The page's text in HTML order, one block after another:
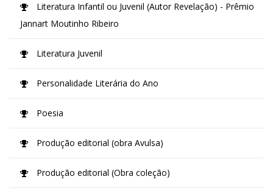
Literatura Infantil ou Juvenil (Autor Revelação) - Prêmio
Jannart Moutinho Ribeiro
Literatura Juvenil
Personalidade Literária do Ano
Poesia
Produção editorial (obra Avulsa)
Produção editorial (Obra coleção)